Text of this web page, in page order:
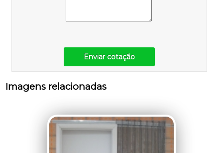
Enviar cotação
Imagens relacionadas